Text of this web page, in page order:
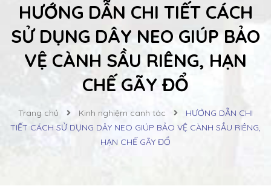
HƯỚNG DẪN CHI TIẾT CÁCH
SỬ DỤNG DÂY NEO GIÚP BẢO
VỆ CÀNH SẦU RIÊNG, HẠN
CHẾ GÃY ĐỔ
Trang chủ Kinh nghiệm canh tác
HƯỚNG DẪN CHI
TIẾT CÁCH SỬ DỤNG DÂY NEO GIÚP BẢO VỆ CÀNH SẦU RIÊNG,
HẠN CHẾ GÃY ĐỔ